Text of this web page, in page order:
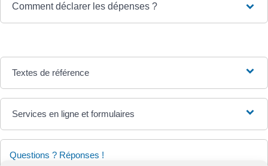
Comment déclarer les dépenses ?
Textes de référence
Services en ligne et formulaires
Questions ? Réponses !